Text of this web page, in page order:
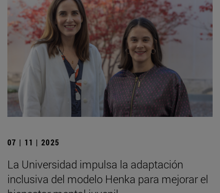
07 | 11 | 2025
La Universidad impulsa la adaptación
inclusiva del modelo Henka para mejorar el